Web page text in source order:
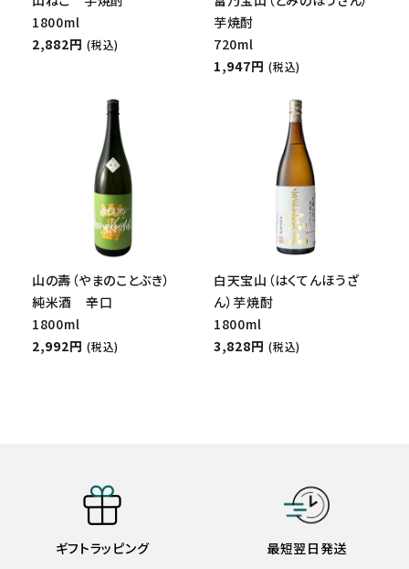
1800ml
2,882円 (税込)
芋焼酎
720ml
1,947円 (税込)
山の壽（やまのことぶき）
純米酒 辛口
1800ml
2,992円 (税込)
白天宝山（はくてんほうざ
ん）芋焼酎
1800ml
3,828円 (税込)
ギフトラッピング 最短翌日発送